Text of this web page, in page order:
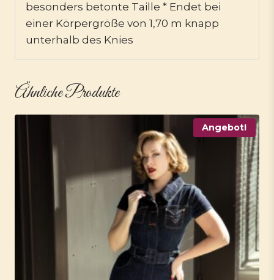
besonders betonte Taille * Endet bei
einer Körpergröße von 1,70 m knapp
unterhalb des Knies
Ähnliche Produkte
Angebot!